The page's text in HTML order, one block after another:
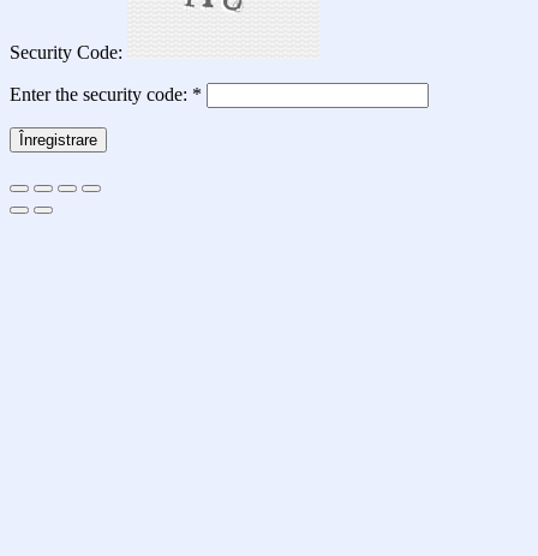
Security Code:
Enter the security code: *
Înregistrare